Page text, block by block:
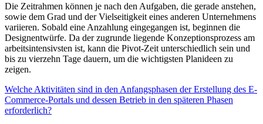
Die Zeitrahmen können je nach den Aufgaben, die gerade anstehen,
sowie dem Grad und der Vielseitigkeit eines anderen Unternehmens
variieren. Sobald eine Anzahlung eingegangen ist, beginnen die
Designentwürfe. Da der zugrunde liegende Konzeptionsprozess am
arbeitsintensivsten ist, kann die Pivot-Zeit unterschiedlich sein und
bis zu vierzehn Tage dauern, um die wichtigsten Planideen zu
zeigen.
Welche Aktivitäten sind in den Anfangsphasen der Erstellung des E-
Commerce-Portals und dessen Betrieb in den späteren Phasen
erforderlich?